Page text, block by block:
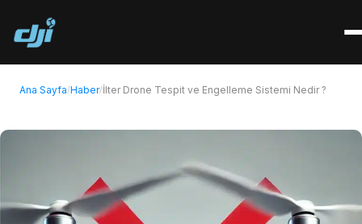
Ana Sayfa/Haber/İlter Drone Tespit ve Engelleme Sistemi Nedir ?